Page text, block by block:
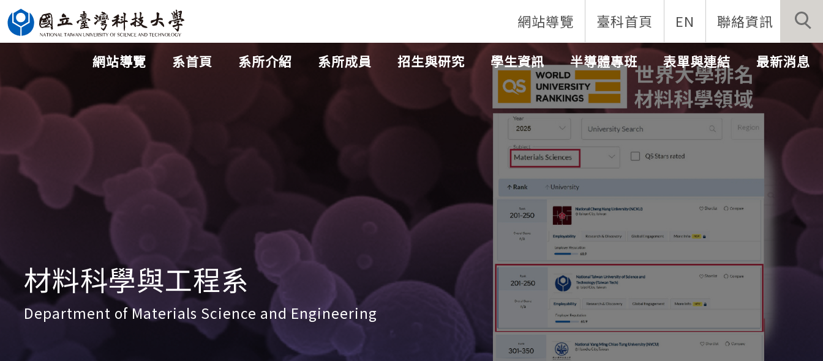
跳
到
內
網站導覽 臺科首頁 EN 聯絡資訊
網站導覽 系首頁 系所介紹 系所成員 招生與研究 學生資訊 半導體專班 表單與連結 最新消息
材料科學與工程系
Department of Materials Science and Engineering